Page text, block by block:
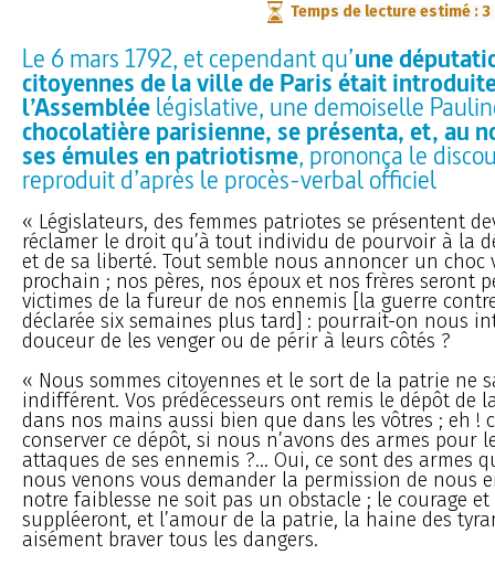
Temps de lecture estimé : 3
Le 6 mars 1792, et cependant qu’une
citoyennes de la ville de Paris était
l’Assembléelégislative, une demoiselle
chocolatière parisienne, se présenta, et, au
ses émules en patriotisme, prononça le
reproduit d’après le procès-verbal officiel
« Législateurs, des femmes patriotes se présentent
réclamer le droit qu’à tout individu de pourvoir à la
et de sa liberté. Tout semble nous annoncer un choc
prochain ; nos pères, nos époux et nos frères seront
victimes de la fureur de nos ennemis [la guerre
déclarée six semaines plus tard] : pourrait-on nous
douceur de les venger ou de périr à leurs côtés ?
« Nous sommes citoyennes et le sort de la patrie ne
indifférent. Vos prédécesseurs ont remis le dépôt de
dans nos mains aussi bien que dans les vôtres ; eh !
conserver ce dépôt, si nous n’avons des armes pour
attaques de ses ennemis ?... Oui, ce sont des armes
nous venons vous demander la permission de nous
notre faiblesse ne soit pas un obstacle ; le courage
suppléeront, et l’amour de la patrie, la haine des
aisément braver tous les dangers.